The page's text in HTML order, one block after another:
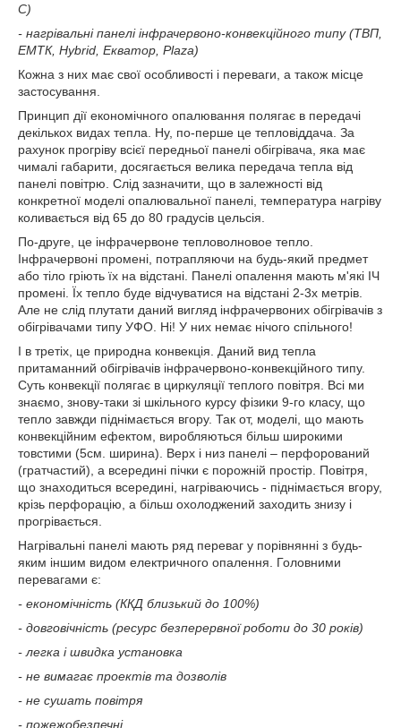
С)
- нагрівальні панелі інфрачервоно-конвекційного типу (ТВП,
ЕМТК, Hybrid, Екватор, Plaza)
Кожна з них має свої особливості і переваги, а також місце
застосування.
Принцип дії економічного опалювання полягає в передачі
декількох видах тепла. Ну, по-перше це тепловіддача. За
рахунок прогріву всієї передньої панелі обігрівача, яка має
чималі габарити, досягається велика передача тепла від
панелі повітрю. Слід зазначити, що в залежності від
конкретної моделі опалювальної панелі, температура нагріву
коливається від 65 до 80 градусів цельсія.
По-друге, це інфрачервоне тепловолновое тепло.
Інфрачервоні промені, потрапляючи на будь-який предмет
або тіло гріють їх на відстані. Панелі опалення мають м'які ІЧ
промені. Їх тепло буде відчуватися на відстані 2-3х метрів.
Але не слід плутати даний вигляд інфрачервоних обігрівачів з
обігрівачами типу УФО. Ні! У них немає нічого спільного!
І в третіх, це природна конвекція. Даний вид тепла
притаманний обігрівачів інфрачервоно-конвекційного типу.
Суть конвекції полягає в циркуляції теплого повітря. Всі ми
знаємо, знову-таки зі шкільного курсу фізики 9-го класу, що
тепло завжди піднімається вгору. Так от, моделі, що мають
конвекційним ефектом, виробляються більш широкими
товстими (5см. ширина). Верх і низ панелі – перфорований
(гратчастий), а всередині пічки є порожній простір. Повітря,
що знаходиться всередині, нагріваючись - піднімається вгору,
крізь перфорацію, а більш охолоджений заходить знизу і
прогрівається.
Нагрівальні панелі мають ряд переваг у порівнянні з будь-
яким іншим видом електричного опалення. Головними
перевагами є:
- економічність (ККД близький до 100%)
- довговічність (ресурс безперервної роботи до 30 років)
- легка і швидка установка
- не вимагає проектів та дозволів
- не сушать повітря
- пожежобезпечні